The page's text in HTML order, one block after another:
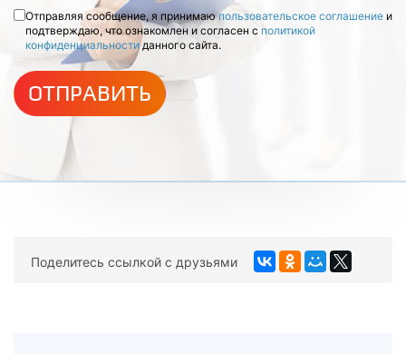
Отправляя сообщение, я принимаюпользовательское соглашение и
подтверждаю, что ознакомлен и согласен с политикой
конфиденциальностиданного сайта.
ОТПРАВИТЬ
Поделитесь ссылкой с друзьями